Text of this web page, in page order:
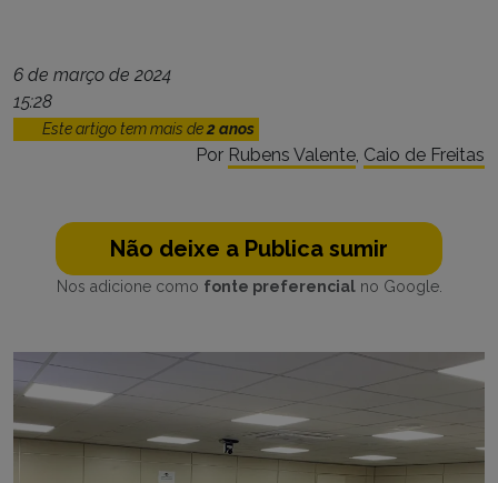
6 de março de 2024
15:28
Este artigo tem mais de2 anos
Por Rubens Valente, Caio de Freitas
Não deixe a Publica sumir
Nos adicione como fonte preferencialno Google.